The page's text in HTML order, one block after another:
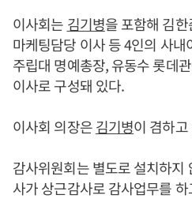
이사회는 김기병을 포함해 김
마케팅담당 이사 등 4인의 사
주립대 명예총장, 유동수 롯데
이사로 구성돼 있다.
이사회 의장은김기병이 겸하고
감사위원회는 별도로 설치하지
사가 상근감사로 감사업무를 하